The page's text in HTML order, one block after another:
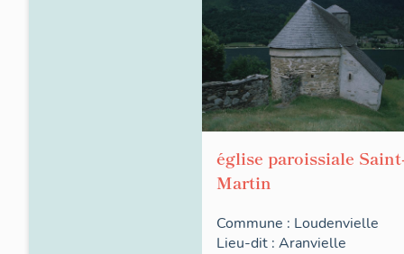
église paroissiale
Martin
Commune : Loudenvielle
Lieu-dit : Aranvielle